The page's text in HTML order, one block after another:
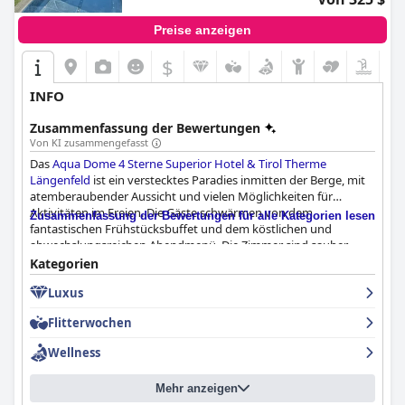
Preise anzeigen
$
INFO
Zusammenfassung der Bewertungen
Von KI zusammengefasst
DasAqua Dome 4 Sterne Superior Hotel & Tirol Therme
Längenfeld ist ein verstecktes Paradies inmitten der Berge, mit
atemberaubender Aussicht und vielen Möglichkeiten für
Aktivitäten im Freien. Die Gäste schwärmen von dem
fantastischen Frühstücksbuffet und dem köstlichen und
abwechslungsreichen Abendmenü. Die Zimmer sind sauber,
geräumig und komfortabel und bieten einen schönen Blick auf
die Berge. Das Personal ist freundlich, hilfsbereit und
professionell und bietet einen hervorragenden Service. Der Spa-
an Behandlungen und unzählige Möglichkeiten zur
Entspannung. Das Hotel bietet außerdem großzügige und
bequeme Parkmöglichkeiten, so dass Ihr Aufenthalt von Anfang
bis Ende stressfrei verläuft. Familien mit Kindern werden die
familienfreundliche Atmosphäre des Hotels und die gut
Zusammenfassung der Bewertungen für alle Kategorien lesen
Kategorien
Luxus
Flitterwochen
Wellness
Mehr anzeigen